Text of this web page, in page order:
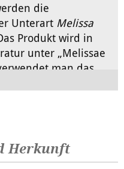
die
Unterart Melissa
Produkt wird in
unter „Melissae
man das
Herkunft